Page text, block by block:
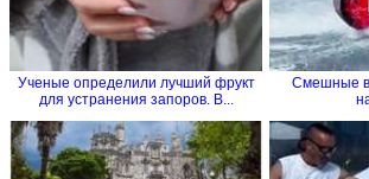
Ученые определили лучший фрукт
для устранения запоров. В...
Смешные